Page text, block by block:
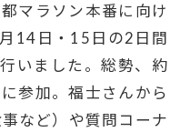
マラソン本番に向け
14日・15日の2日間
いました。総勢、約
参加。福士さんから
など）や質問コーナ